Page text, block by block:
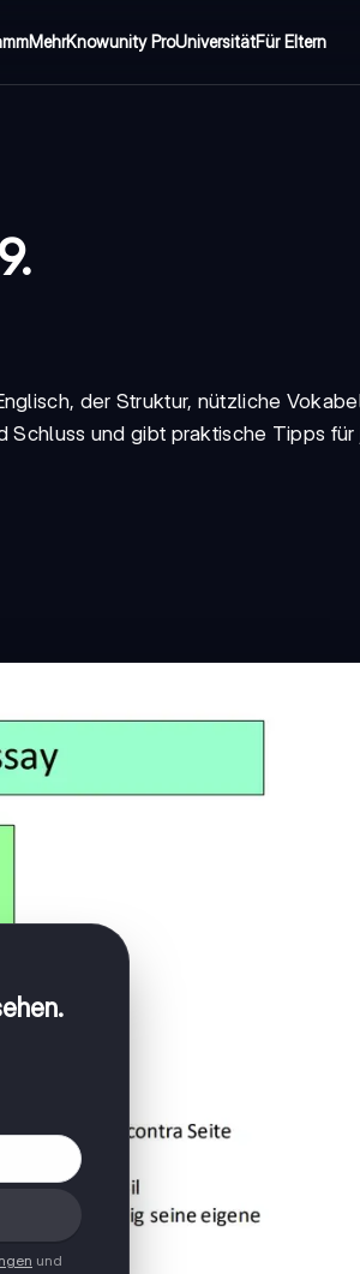
MehrKnowunity ProUniversitätFür Eltern
, der Struktur, nützliche
Schluss und gibt praktische Tipps
.
und